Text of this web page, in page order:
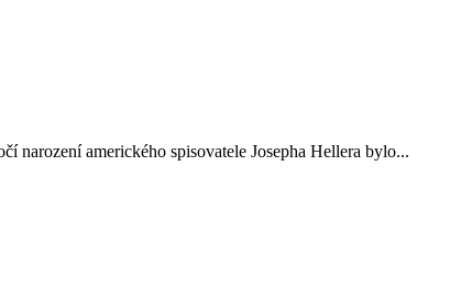
narození amerického spisovatele Josepha Hellera bylo...